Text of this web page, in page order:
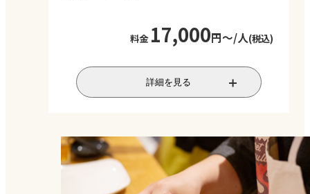
料金 17,000円～/人(税込)
数名のチームに分かれ、餃子を作ってい
ただくコースです。講師から数種類の餃子
一緒に皮を包んでいると自然に会話が増
え、ワイワイ盛り上がります。メンバー間
の距離が縮み、コミュニケーションが活
詳細を見る